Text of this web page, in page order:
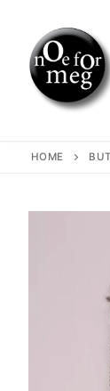
content
HOME